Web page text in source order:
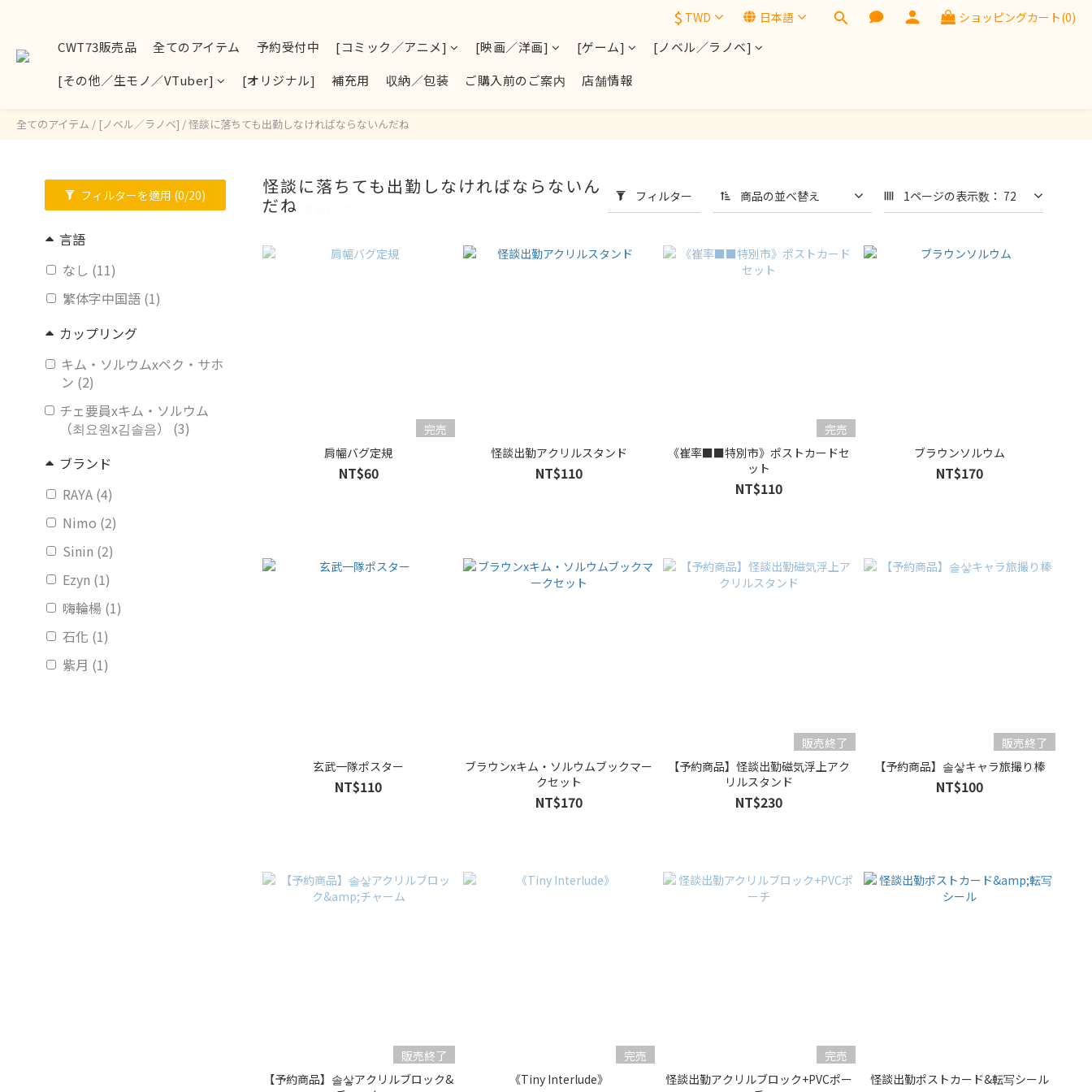
$ TWD 日本語 ショッピングカート(0)
CWT73販売品 全てのアイテム 予約受付中 [コミック／アニメ] [映画／洋画] [ゲーム]
[ノベル／ラノベ]
[その他／生モノ／VTuber]
[オリジナル] 補充用 収納／包装 ご購入前のご案内 店舗情報
全てのアイテム / [ノベル／ラノベ] /怪談に落ちても出勤しなければならないんだね
フィルターを適用 (0/20)
言語
なし (11)
繁体字中国語 (1)
カップリング
キム・ソルウムxペク・サホ
ン (2)
チェ要員xキム・ソルウム
（최요원x김솔음） (3)
ブランド
RAYA (4)
Nimo (2)
Sinin (2)
Ezyn (1)
嗨輪楊 (1)
石化 (1)
紫月 (1)
怪談に落ちても出勤しなければならないん
だね
フィルター 商品の並べ替え 1ページの表示数： 72
完売
肩幅バグ定規
NT$60
怪談出勤アクリルスタンド
NT$110
完売
《崔率■■特別市》ポストカードセ
ット
NT$110
ブラウンソルウム
NT$170
玄武一隊ポスター
NT$110
ブラウンxキム・ソルウムブックマー
クセット
NT$170
販売終了
【予約商品】怪談出勤磁気浮上アク
リルスタンド
NT$230
販売終了
【予約商品】솔샇キャラ旅撮り棒
NT$100
販売終了
【予約商品】솔샇アクリルブロック&
完売
《Tiny Interlude》
完売
怪談出勤アクリルブロック+PVCポー
怪談出勤ポストカード&転写シール